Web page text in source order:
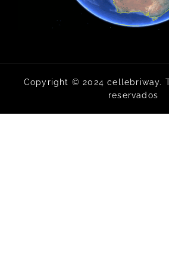
Copyright © 2024 cellebriway.
reservados